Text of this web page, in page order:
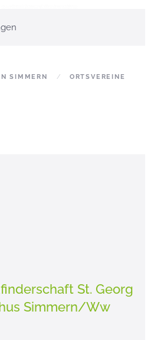
SIMMERN
ORTSVEREINE
St. Georg
Simmern/Ww